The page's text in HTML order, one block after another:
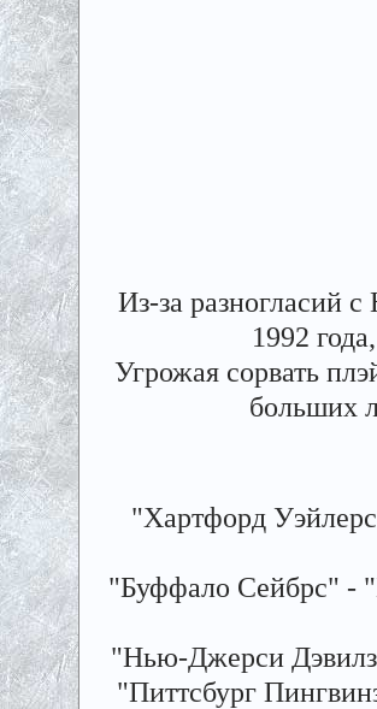
Из-за разногласий
1992
Угрожая сорвать
больших
"Хартфорд
"Буффало Сейбрс" -
"Нью-Джерси
"Питтсбург